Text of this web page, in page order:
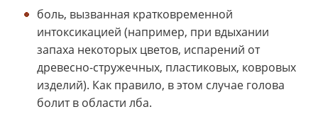
боль, вызванная кратковременной
интоксикацией (например, при вдыхании
запаха некоторых цветов, испарений от
древесно-стружечных, пластиковых, ковровых
изделий). Как правило, в этом случае голова
болит в области лба.